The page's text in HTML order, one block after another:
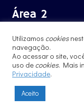
Área 2
Jardim Santa Angelina -
São Carlos - São Paulo -
Telefone: (16) 3373-8068
(16) 3364-8070
Utilizamos cookies
navegação.
Ao acessar o site,
uso de cookies. Mais
Privacidade.
Aceito